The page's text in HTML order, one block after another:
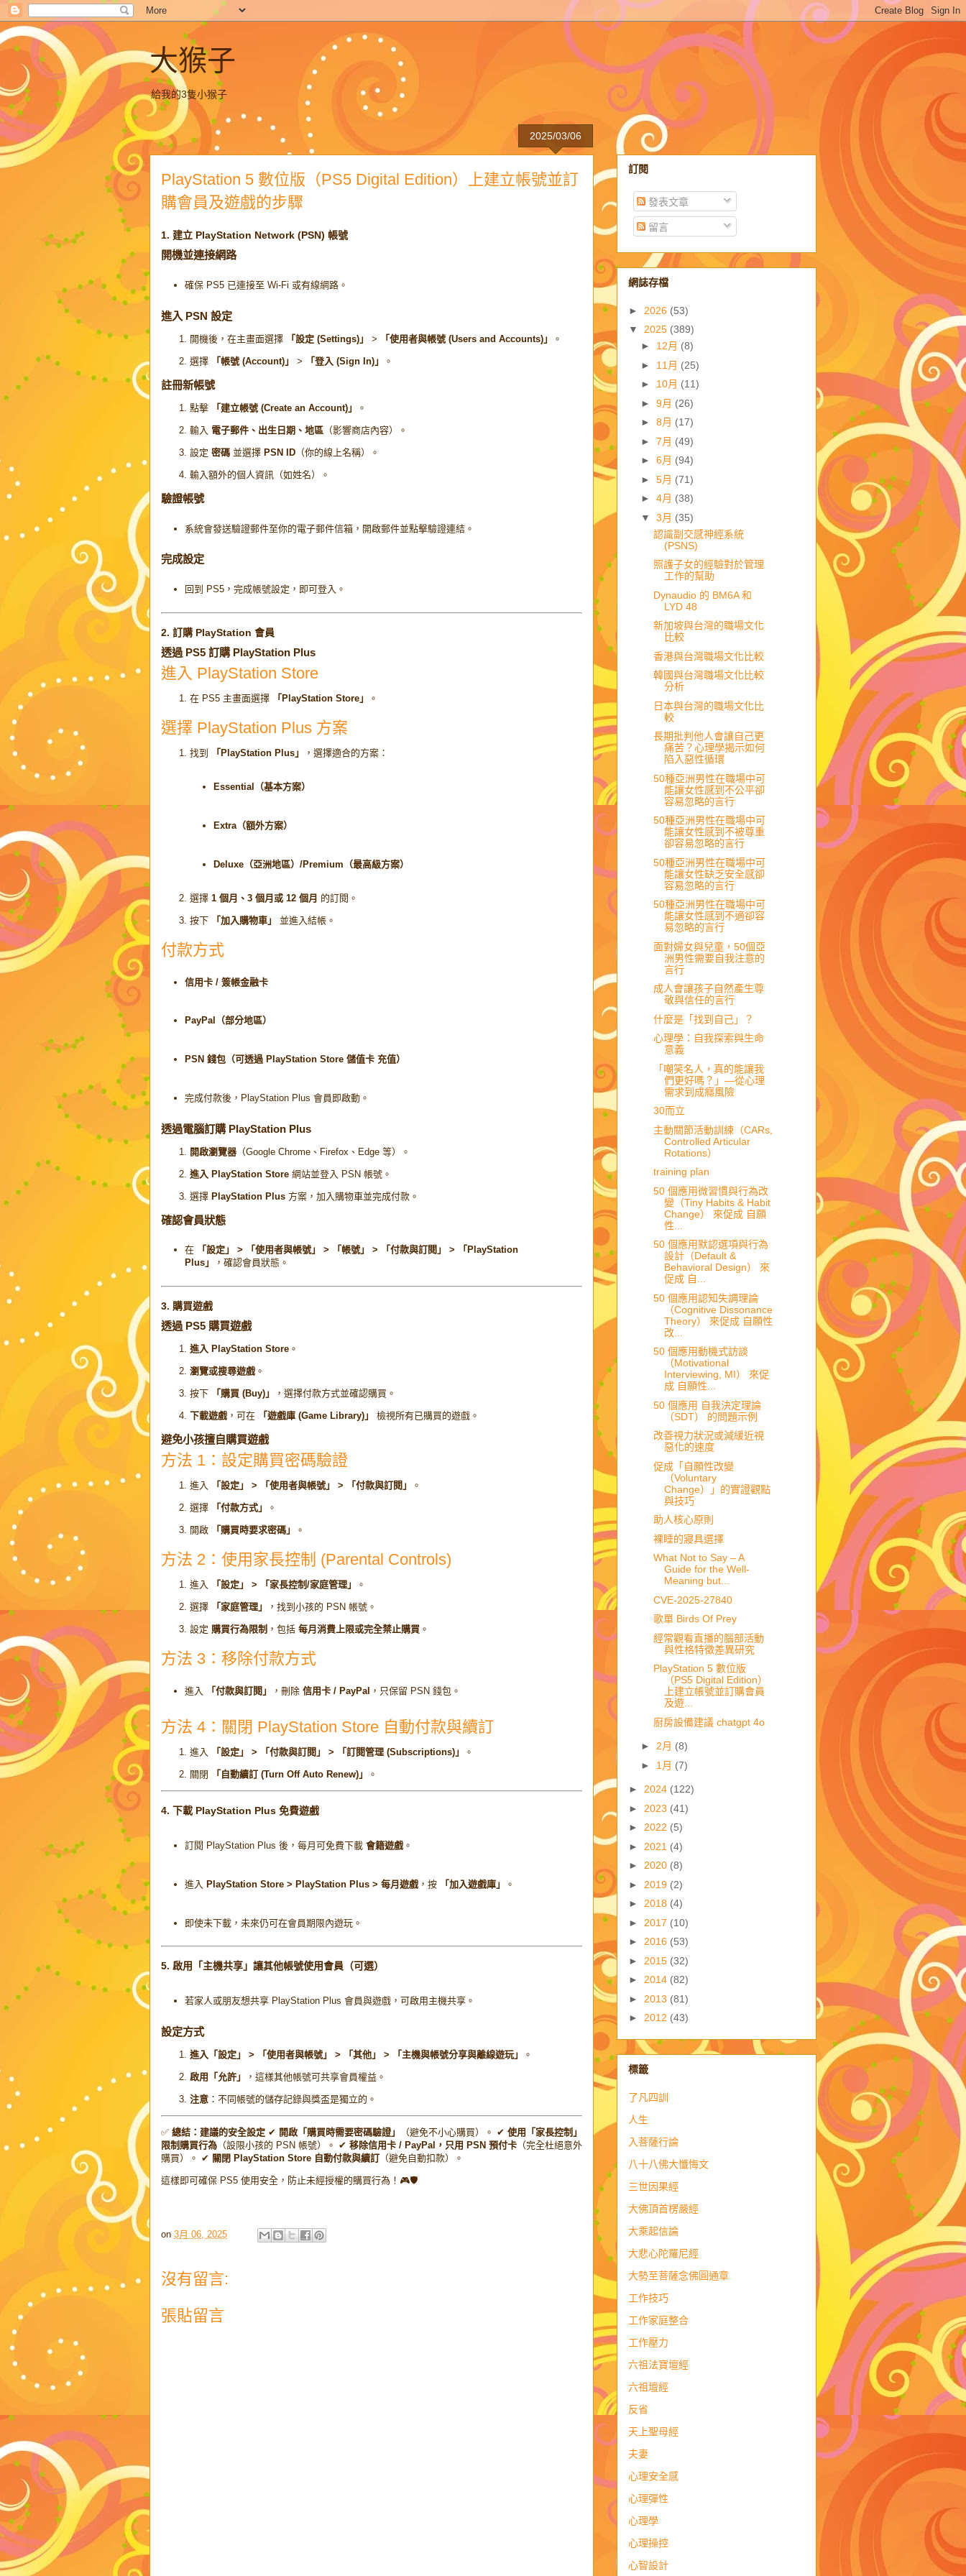
大猴子
給我的3隻小猴子
2025/03/06
PlayStation 5 數位版（PS5 Digital Edition）上建立帳號並訂
購會員及遊戲的步驟
1. 建立 PlayStation Network (PSN) 帳號
開機並連接網路
確保 PS5 已連接至 Wi-Fi 或有線網路。
進入 PSN 設定
開機後，在主畫面選擇 「設定 (Settings)」 > 「使用者與帳號 (Users and Accounts)」 。
選擇 「帳號 (Account)」 > 「登入 (Sign In)」 。
註冊新帳號
點擊 「建立帳號 (Create an Account)」 。
輸入 電子郵件、出生日期、地區 （影響商店內容）。
設定 密碼 並選擇 PSN ID （你的線上名稱）。
輸入額外的個人資訊（如姓名）。
驗證帳號
系統會發送驗證郵件至你的電子郵件信箱，開啟郵件並點擊驗證連結。
完成設定
回到 PS5，完成帳號設定，即可登入。
2. 訂購 PlayStation 會員
透過 PS5 訂購 PlayStation Plus
進入 PlayStation Store
在 PS5 主畫面選擇 「PlayStation Store」 。
選擇 PlayStation Plus 方案
找到 「PlayStation Plus」 ，選擇適合的方案：
Essential（基本方案）
Extra（額外方案）
Deluxe（亞洲地區）/Premium（最高級方案）
選擇 1 個月、3 個月或 12 個月 的訂閱。
按下 「加入購物車」 並進入結帳。
付款方式
信用卡 / 簽帳金融卡
PayPal（部分地區）
PSN 錢包（可透過 PlayStation Store 儲值卡 充值）
完成付款後，PlayStation Plus 會員即啟動。
透過電腦訂購 PlayStation Plus
開啟瀏覽器 （Google Chrome、Firefox、Edge 等）。
進入 PlayStation Store 網站並登入 PSN 帳號。
選擇 PlayStation Plus 方案，加入購物車並完成付款。
確認會員狀態
在
「設定」 > 「使用者與帳號」 > 「帳號」 > 「付款與訂閱」 > 「PlayStation
Plus」
，確認會員狀態。
3. 購買遊戲
透過 PS5 購買遊戲
進入 PlayStation Store 。
瀏覽或搜尋遊戲 。
按下 「購買 (Buy)」 ，選擇付款方式並確認購買。
下載遊戲 ，可在 「遊戲庫 (Game Library)」 檢視所有已購買的遊戲。
避免小孩擅自購買遊戲
方法 1：設定購買密碼驗證
進入 「設定」 > 「使用者與帳號」 > 「付款與訂閱」 。
選擇 「付款方式」 。
開啟 「購買時要求密碼」 。
方法 2：使用家長控制 (Parental Controls)
進入 「設定」 > 「家長控制/家庭管理」 。
選擇 「家庭管理」 ，找到小孩的 PSN 帳號。
設定 購買行為限制 ，包括 每月消費上限或完全禁止購買 。
方法 3：移除付款方式
進入 「付款與訂閱」 ，刪除 信用卡 / PayPal ，只保留 PSN 錢包。
方法 4：關閉 PlayStation Store 自動付款與續訂
進入 「設定」 > 「付款與訂閱」 > 「訂閱管理 (Subscriptions)」 。
關閉 「自動續訂 (Turn Off Auto Renew)」 。
4. 下載 PlayStation Plus 免費遊戲
訂閱 PlayStation Plus 後，每月可免費下載 會籍遊戲。
進入 PlayStation Store > PlayStation Plus > 每月遊戲，按 「加入遊戲庫」 。
即使未下載，未來仍可在會員期限內遊玩。
5. 啟用「主機共享」讓其他帳號使用會員（可選）
若家人或朋友想共享 PlayStation Plus 會員與遊戲，可啟用主機共享。
設定方式
進入「設定」 > 「使用者與帳號」 > 「其他」 > 「主機與帳號分享與離線遊玩」 。
啟用「允許」 ，這樣其他帳號可共享會員權益。
注意 ：不同帳號的儲存記錄與獎盃是獨立的。
✅ 總結：建議的安全設定 ✔ 開啟「購買時需要密碼驗證」 （避免不小心購買）。 ✔ 使用「家長控制」
限制購買行為 （設限小孩的 PSN 帳號）。 ✔ 移除信用卡 / PayPal，只用 PSN 預付卡 （完全杜絕意外
購買）。 ✔ 關閉 PlayStation Store 自動付款與續訂 （避免自動扣款）。
這樣即可確保 PS5 使用安全，防止未經授權的購買行為！🎮🛡️
on 3月 06, 2025
沒有留言:
張貼留言
訂閱
發表文章
留言
網誌存檔
► 2026 (53)
▼ 2025 (389)
► 12月 (8)
► 11月 (25)
► 10月 (11)
► 9月 (26)
► 8月 (17)
► 7月 (49)
► 6月 (94)
► 5月 (71)
► 4月 (38)
▼ 3月 (35)
認識副交感神經系統
(PSNS)
照護子女的經驗對於管理
工作的幫助
Dynaudio 的 BM6A 和
LYD 48
新加坡與台灣的職場文化
比較
香港與台灣職場文化比較
韓國與台灣職場文化比較
分析
日本與台灣的職場文化比
較
長期批判他人會讓自己更
痛苦？心理學揭示如何
陷入惡性循環
50種亞洲男性在職場中可
能讓女性感到不公平卻
容易忽略的言行
50種亞洲男性在職場中可
能讓女性感到不被尊重
卻容易忽略的言行
50種亞洲男性在職場中可
能讓女性缺乏安全感卻
容易忽略的言行
50種亞洲男性在職場中可
能讓女性感到不適卻容
易忽略的言行
面對婦女與兒童，50個亞
洲男性需要自我注意的
言行
成人會讓孩子自然產生尊
敬與信任的言行
什麼是「找到自己」？
心理學：自我探索與生命
意義
「嘲笑名人，真的能讓我
們更好嗎？」—從心理
需求到成癮風險
30而立
主動關節活動訓練（CARs,
Controlled Articular
Rotations）
training plan
50 個應用微習慣與行為改
變（Tiny Habits & Habit
Change） 來促成 自願
性...
50 個應用默認選項與行為
設計（Default &
Behavioral Design） 來
促成 自...
50 個應用認知失調理論
（Cognitive Dissonance
Theory） 來促成 自願性
改...
50 個應用動機式訪談
（Motivational
Interviewing, MI） 來促
成 自願性...
50 個應用 自我決定理論
（SDT） 的問題示例
改善視力狀況或減緩近視
惡化的速度
促成「自願性改變
（Voluntary
Change）」的實證觀點
與技巧
助人核心原則
裸睡的寢具選擇
What Not to Say – A
Guide for the Well-
Meaning but...
CVE-2025-27840
歌單 Birds Of Prey
經常觀看直播的腦部活動
與性格特徵差異研究
PlayStation 5 數位版
（PS5 Digital Edition）
上建立帳號並訂購會員
及遊...
廚房設備建議 chatgpt 4o
► 2月 (8)
► 1月 (7)
► 2024 (122)
► 2023 (41)
► 2022 (5)
► 2021 (4)
► 2020 (8)
► 2019 (2)
► 2018 (4)
► 2017 (10)
► 2016 (53)
► 2015 (32)
► 2014 (82)
► 2013 (81)
► 2012 (43)
標籤
了凡四訓
人生
入菩薩行論
八十八佛大懺悔文
三世因果經
大佛頂首楞嚴經
大乘起信論
大悲心陀羅尼經
大勢至菩薩念佛圓通章
工作技巧
工作家庭整合
工作壓力
六祖法寶壇經
六祖壇經
反省
天上聖母經
夫妻
心理安全感
心理彈性
心理學
心理操控
心智設計